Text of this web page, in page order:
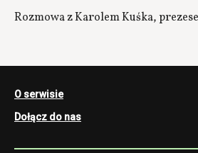
Rozmowa z Karolem Kuśka,
O serwisie
Dołącz do nas